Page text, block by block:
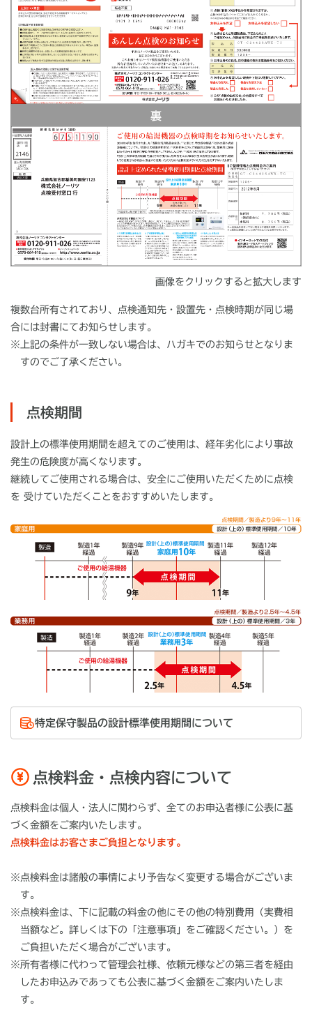
裏
画像をクリックすると拡大します
複数台所有されており、点検通知先・設置先・点検時期が同じ場
合には封書にてお知らせします。
※上記の条件が一致しない場合は、ハガキでのお知らせとなりま
すのでご了承ください。
点検期間
設計上の標準使用期間を超えてのご使用は、経年劣化により事故
発生の危険度が高くなります。
継続してご使用される場合は、安全にご使用いただくために点検
を 受けていただくことをおすすめいたします。
特定保守製品の設計標準使用期間について
点検料金・点検内容について
点検料金は個人・法人に関わらず、全てのお申込者様に公表に基
づく金額をご案内いたします。
点検料金はお客さまご負担となります。
※点検料金は諸般の事情により予告なく変更する場合がございま
す。
※点検料金は、下に記載の料金の他にその他の特別費用（実費相
当額など。詳しくは下の「注意事項」をご確認ください。）を
ご負担いただく場合がございます。
※所有者様に代わって管理会社様、依頼元様などの第三者を経由
したお申込みであっても公表に基づく金額をご案内いたしま
す。